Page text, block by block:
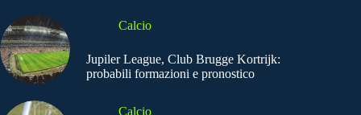
Calcio
Jupiler League, Club Brugge Kortrijk:
probabili formazioni e pronostico
Calcio